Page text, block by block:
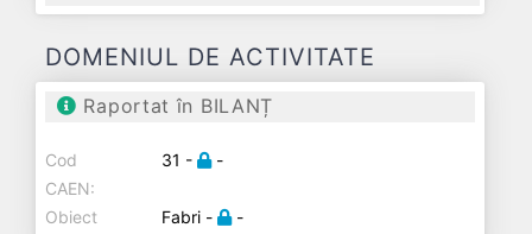
DOMENIUL DE ACTIVITATE
Raportat în BILANȚ
Cod
CAEN:
31 - -
Obiect
Fabri - -